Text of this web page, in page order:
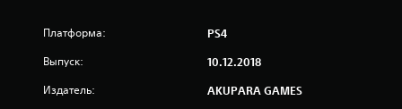
Платформа: PS4
Выпуск: 10.12.2018
Издатель: AKUPARA GAMES